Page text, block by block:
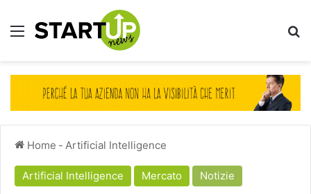
Menu
Home - Artificial Intelligence
Artificial Intelligence Mercato Notizie